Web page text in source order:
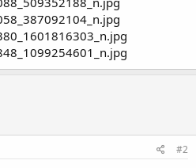
#2